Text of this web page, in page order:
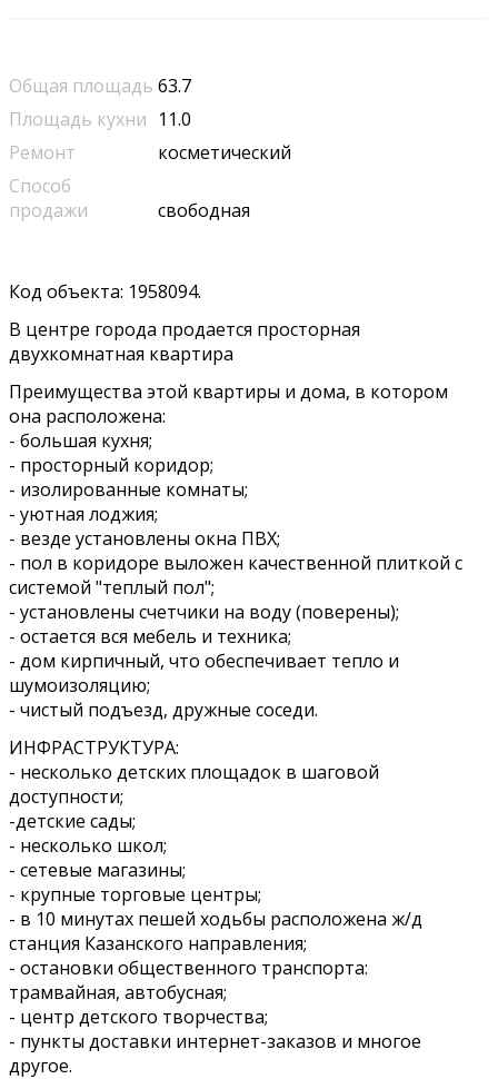
Общая площадь 63.7
Площадь кухни 11.0
Ремонт
косметический
Способ
продажи
свободная
Код объекта: 1958094.
В центре города продается просторная
двухкомнатная квартира
Преимущества этой квартиры и дома, в котором
она расположена:
- большая кухня;
- просторный коридор;
- изолированные комнаты;
- уютная лоджия;
- везде установлены окна ПВХ;
- пол в коридоре выложен качественной плиткой с
системой "теплый пол";
- установлены счетчики на воду (поверены);
- остается вся мебель и техника;
- дом кирпичный, что обеспечивает тепло и
шумоизоляцию;
- чистый подъезд, дружные соседи.
ИНФРАСТРУКТУРА:
- несколько детских площадок в шаговой
доступности;
-детские сады;
- несколько школ;
- сетевые магазины;
- крупные торговые центры;
- в 10 минутах пешей ходьбы расположена ж/д
станция Казанского направления;
- остановки общественного транспорта:
трамвайная, автобусная;
- центр детского творчества;
- пункты доставки интернет-заказов и многое
другое.